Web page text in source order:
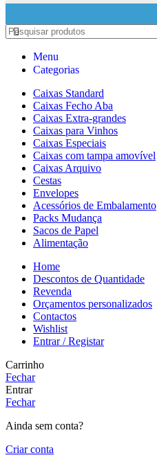
Menu
Categorias
Caixas Standard
Caixas Fecho Aba
Caixas Extra-grandes
Caixas para Vinhos
Caixas Especiais
Caixas com tampa amovível
Caixas Arquivo
Cestas
Envelopes
Acessórios de Embalamento
Packs Mudança
Sacos de Papel
Alimentação
Home
Descontos de Quantidade
Revenda
Orçamentos personalizados
Contactos
Wishlist
Entrar / Registar
Carrinho
Fechar
Entrar
Fechar
Ainda sem conta?
Criar conta